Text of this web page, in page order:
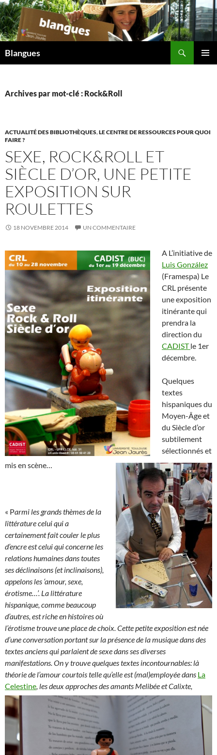
Aller
au
contenu
Blangues
Archives par mot-clé : Rock&Roll
ACTUALITÉ DES BIBLIOTHÈQUES,LE CENTRE DE RESSOURCES POUR QUOI
FAIRE ?
SEXE, ROCK&ROLL ET
SIÈCLE D’OR, UNE PETITE
EXPOSITION SUR
ROULETTES
18 NOVEMBRE 2014 UN COMMENTAIRE
A L’initiative de
Luis González
(Framespa) Le
CRL présente
une exposition
itinérante qui
prendra la
direction du
CADISTle 1er
décembre.
Quelques
textes
hispaniques du
Moyen-Âge et
du Siècle d’or
subtilement
sélectionnés et
mis en scène…
« Parmi les grands thèmes de la
littérature celui qui a
certainement fait couler le plus
d’encre est celui qui concerne les
relations humaines dans toutes
ses déclinaisons (et inclinaisons),
appelons les ‘amour, sexe,
érotisme…’. La littérature
hispanique, comme beaucoup
d’autres, est riche en histoires où
l’érotisme trouve une place de choix. Cette petite exposition est née
d’une conversation portant sur la présence de la musique dans des
textes anciens qui parlaient de sexe dans ses diverses
manifestations. On y trouve quelques textes incontournables: là
théorie de l’amour courtois telle qu’elle est (mal)employée dans La
Celestine, les deux approches des amants Melibée et Calixte,